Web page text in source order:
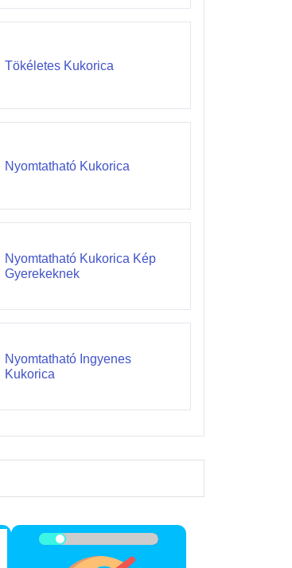
Tökéletes Kukorica
Nyomtatható Kukorica
Nyomtatható Kukorica Kép
Gyerekeknek
Nyomtatható Ingyenes
Kukorica